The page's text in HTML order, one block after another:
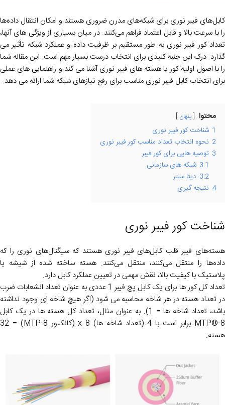
کابل‌های فیبر نوری برای شبکه‌های مدرن ضروری هستند و امکان انتقال داده‌ها
را با سرعت بالا و قابل اعتماد فراهم می‌کنند. در میان بسیاری از ویژگی های آنها،
تعداد کور فیبر نوری به طور مستقیم بر ظرفیت داده و عملکرد شبکه تأثیر می
گذارد. درک این جنبه کلیدی برای انتخاب درست بسیار مهم است. این مقاله شما
را با اصول اولیه کور یا هسته های فیبر نوری آشنا می کند و راهنمایی های عملی
برای انتخاب کابل فیبر نوری مناسب برای رفع نیازهای شبکه شما ارائه می دهد.
محتوا پنهان
1 شناخت کور فیبر نوری
2 نحوه انتخاب تعداد مناسب کور فیبر نوری
3 توصیه هایی برای کور فیبر
3.1 شبکه های سازمانی
3.2 دیتا سنتر
4 نتیجه گیری
شناخت کور فیبر نوری
هسته‌های فیبر قلب کابل‌های فیبر نوری هستند که سیگنال‌های نوری را که
داده‌ها را منتقل می‌کنند، منتقل می‌کنند. هسته ساخته شده از شیشه یا
پلاستیک با کیفیت بالا، نقش مهمی در تعیین عملکرد کابل دارد.
تعداد کل کور ها برای یک کابل پچ فیبر 1 عددی به عنوان تعداد انشعابات ضرب
در تعداد هسته در هر شاخه محاسبه می شود (اگر هیچ شاخه ای وجود نداشته
باشد، تعداد شاخه ها = 1). به عنوان مثال، تعداد کل هسته ها در یک کابل
MTP®-8 برابر است با 4 (تعداد شاخه ها) x 8 (کانکتور MTP-8) = 32
هسته.